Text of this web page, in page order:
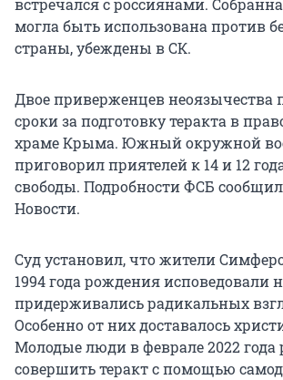
встречался с россиянами.
могла быть использована против
страны, убеждены в СК.
Двое приверженцев неоязычества
сроки за подготовку теракта в
храме Крыма. Южный окружной
приговорил приятелей к 14 и 12
свободы. Подробности ФСБ
Новости.
Суд установил, что жители
1994 года рождения исповедовали
придерживались радикальных
Особенно от них доставалось
Молодые люди в феврале 2022
совершить теракт с помощью